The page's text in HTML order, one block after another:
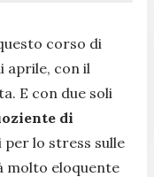
corso di
aprile, con il
E con due soli
di
per lo stress sulle
molto eloquente